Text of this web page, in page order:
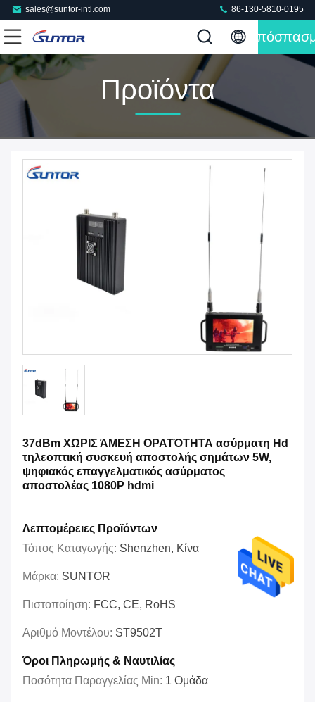
sales@suntor-intl.com 86-130-5810-0195
Προϊόντα
37dBm ΧΩΡΙΣ ΆΜΕΣΗ ΟΡΑΤΌΤΗΤΑ ασύρματη Hd
τηλεοπτική συσκευή αποστολής σημάτων 5W,
ψηφιακός επαγγελματικός ασύρματος
αποστολέας 1080P hdmi
Λεπτομέρειες Προϊόντων
Τόπος Καταγωγής: Shenzhen, Κίνα
Μάρκα: SUNTOR
Πιστοποίηση: FCC, CE, RoHS
Αριθμό Μοντέλου: ST9502T
Όροι Πληρωμής & Ναυτιλίας
Ποσότητα Παραγγελίας Min: 1 Ομάδα